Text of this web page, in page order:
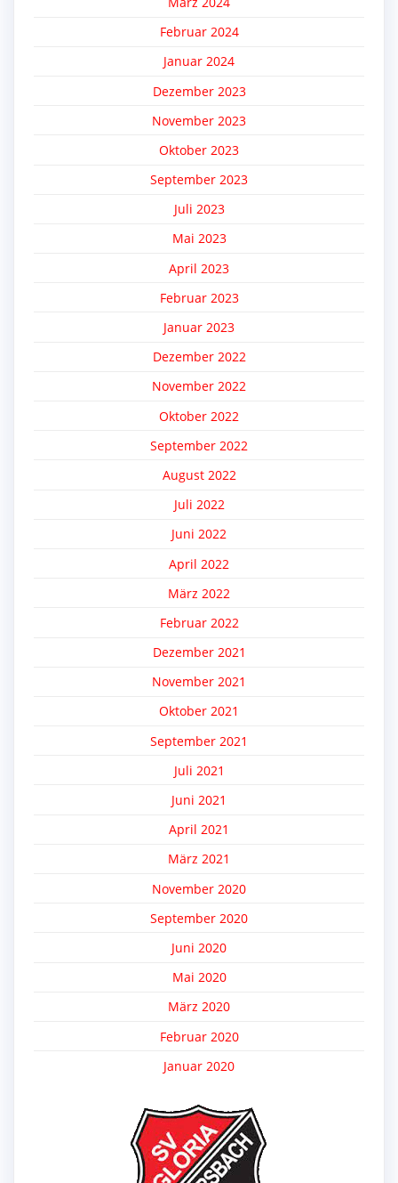
Februar 2024
Januar 2024
Dezember 2023
November 2023
Oktober 2023
September 2023
Juli 2023
Mai 2023
April 2023
Februar 2023
Januar 2023
Dezember 2022
November 2022
Oktober 2022
September 2022
August 2022
Juli 2022
Juni 2022
April 2022
März 2022
Februar 2022
Dezember 2021
November 2021
Oktober 2021
September 2021
Juli 2021
Juni 2021
April 2021
März 2021
November 2020
September 2020
Juni 2020
Mai 2020
März 2020
Februar 2020
Januar 2020